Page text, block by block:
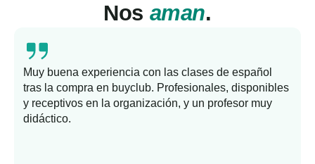
Nos aman.
Muy buena experiencia con las clases de español
tras la compra en buyclub. Profesionales, disponibles
y receptivos en la organización, y un profesor muy
didáctico.